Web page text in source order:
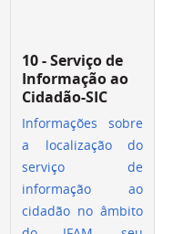
10 - Serviço de
Informação ao
Cidadão-SIC
Informações sobre
a localização do
serviço de
informação ao
cidadão no âmbito